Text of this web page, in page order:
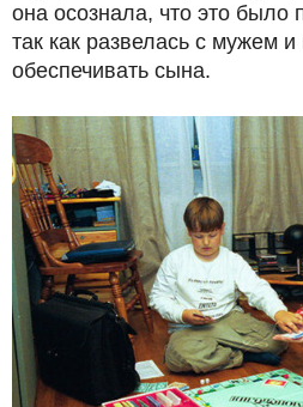
она осознала, что это было
так как развелась с мужем
обеспечивать сына.